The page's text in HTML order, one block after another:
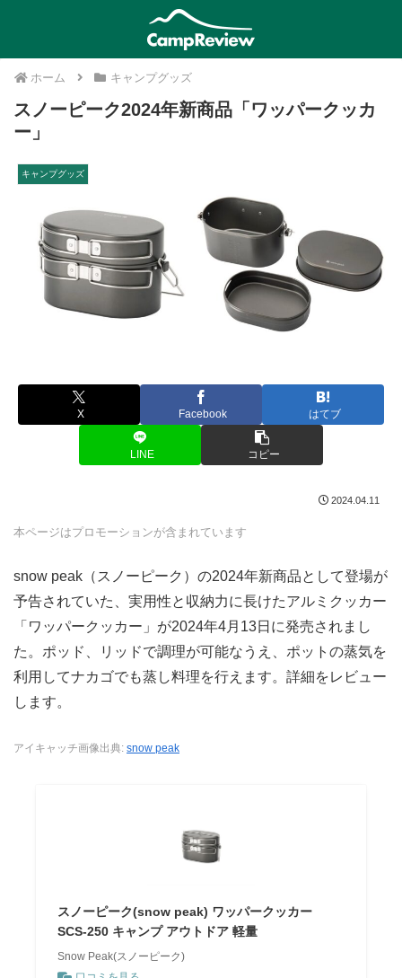
ホーム キャンプグッズ
スノーピーク2024年新商品「ワッパークッカ
ー」
キャンプグッズ
X Facebook はてブ
LINE コピー
2024.04.11
本ページはプロモーションが含まれています
snow peak（スノーピーク）の2024年新商品として登場が
予告されていた、実用性と収納力に長けたアルミクッカー
「ワッパークッカー」が2024年4月13日に発売されまし
た。ポッド、リッドで調理が可能なうえ、ポットの蒸気を
利用してナカゴでも蒸し料理を行えます。詳細をレビュー
します。
アイキャッチ画像出典: snow peak
スノーピーク(snow peak) ワッパークッカー
SCS-250 キャンプ アウトドア 軽量
Snow Peak(スノーピーク)